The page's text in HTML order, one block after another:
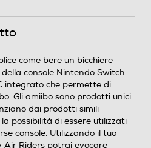
come bere un bicchiere
console Nintendo Switch
integrato che permette di
Gli amiibo sono prodotti unici
dai prodotti simili
possibilità di essere utilizzati
console. Utilizzando il tuo
Air Riders potrai evocare